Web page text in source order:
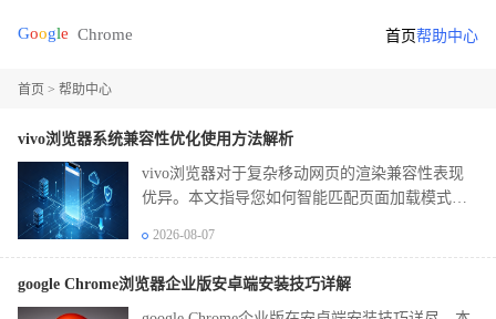
首页帮助中心
首页 > 帮助中心
vivo浏览器系统兼容性优化使用方法解析
vivo浏览器对于复杂移动网页的渲染兼容性表现
优异。本文指导您如何智能匹配页面加载模式，
2026-08-07
google Chrome浏览器企业版安卓端安装技巧详解